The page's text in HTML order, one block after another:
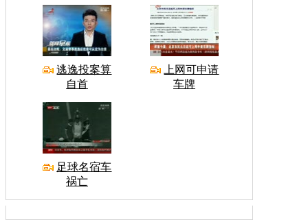
逃逸投案算
自首
上网可申请
车牌
足球名宿车
祸亡